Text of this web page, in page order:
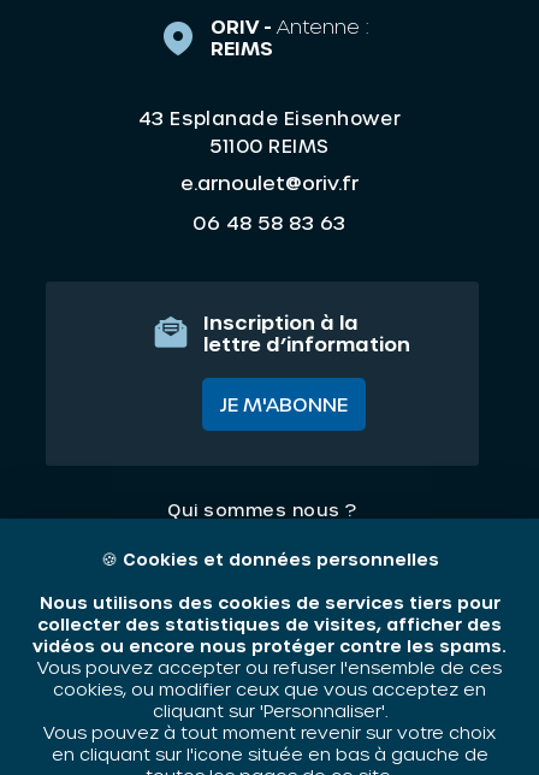
ORIV - Antenne :
REIMS
43 Esplanade Eisenhower
51100 REIMS
e.arnoulet@oriv.fr
06 48 58 83 63
Inscription à la
lettre d’information
JE M'ABONNE
Qui sommes nous ?
Nos thématiques
Mentions légales
ORIV - 2026 / Tous droits réservés
🍪 Cookies et données personnelles
Nous utilisons des cookies de services tiers pour
collecter des statistiques de visites, afficher des
vidéos ou encore nous protéger contre les spams.
Vous pouvez accepter ou refuser l'ensemble de ces
cookies, ou modifier ceux que vous acceptez en
cliquant sur 'Personnaliser'.
Vous pouvez à tout moment revenir sur votre choix
en cliquant sur l'icone située en bas à gauche de